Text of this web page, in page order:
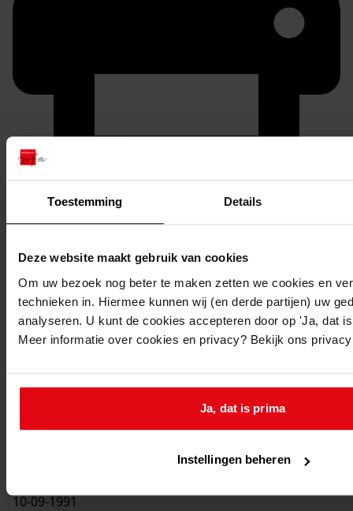
Toestemming Details
Deze website maakt gebruik van cookies
Om uw bezoek nog beter te maken zetten we cookies en
technieken in. Hiermee kunnen wij (en derde partijen) uw
analyseren. U kunt de cookies accepteren door op 'Ja, dat
Meer informatie over cookies en privacy? Bekijk ons
Ja, dat is prima
Instellingen beheren
duurzaam webadres
Inventaris
Oosterblokker
2914Bouw schuur, 1991
Datering:
Beschrijving:
10-09-1991